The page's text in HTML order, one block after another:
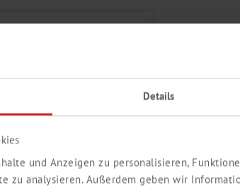
Details
und Anzeigen zu personalisieren,
zu analysieren. Außerdem geben wir